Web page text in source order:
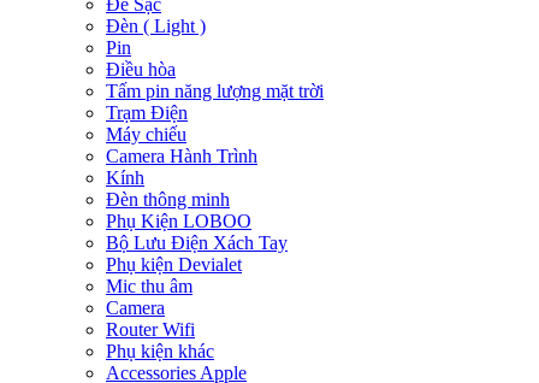
Đế Sạc
Đèn ( Light )
Pin
Điều hòa
Tấm pin năng lượng mặt trời
Trạm Điện
Máy chiếu
Camera Hành Trình
Kính
Đèn thông minh
Phụ Kiện LOBOO
Bộ Lưu Điện Xách Tay
Phụ kiện Devialet
Mic thu âm
Camera
Router Wifi
Phụ kiện khác
Accessories Apple